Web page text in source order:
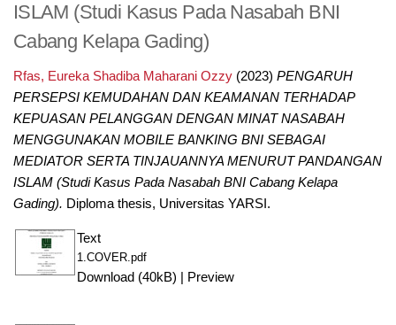
ISLAM (Studi Kasus Pada Nasabah BNI
Cabang Kelapa Gading)
Rfas, Eureka Shadiba Maharani Ozzy(2023) PENGARUH
PERSEPSI KEMUDAHAN DAN KEAMANAN TERHADAP
KEPUASAN PELANGGAN DENGAN MINAT NASABAH
MENGGUNAKAN MOBILE BANKING BNI SEBAGAI
MEDIATOR SERTA TINJAUANNYA MENURUT PANDANGAN
ISLAM (Studi Kasus Pada Nasabah BNI Cabang Kelapa
Gading). Diploma thesis, Universitas YARSI.
Text
1.COVER.pdf
Download (40kB) Preview